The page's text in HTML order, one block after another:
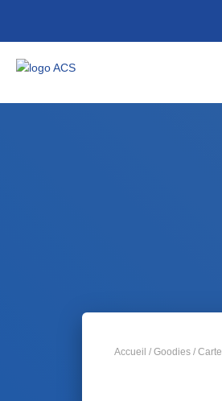
Accueil / Goodies /